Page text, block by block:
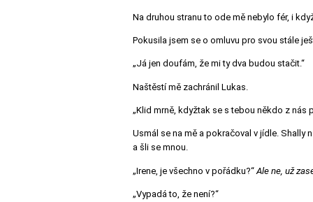
Na druhou stranu to ode mě nebylo fér, i
Pokusila jsem se o omluvu pro svou stále
„Já jen doufám, že mi ty dva budou stačit.“
Naštěstí mě zachránil Lukas.
„Klid mrně, kdyžtak se s tebou někdo z nás
Usmál se na mě a pokračoval v jídle. Shally
a šli se mnou.
„Irene, je všechno v pořádku?“ Ale ne, už
„Vypadá to, že není?“